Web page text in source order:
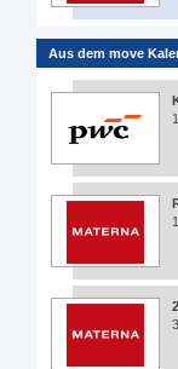
Aus dem move